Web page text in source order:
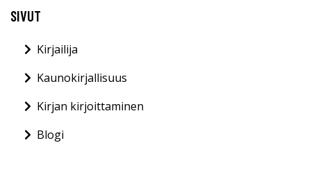
SIVUT
Kirjailija
Kaunokirjallisuus
Kirjan kirjoittaminen
Blogi